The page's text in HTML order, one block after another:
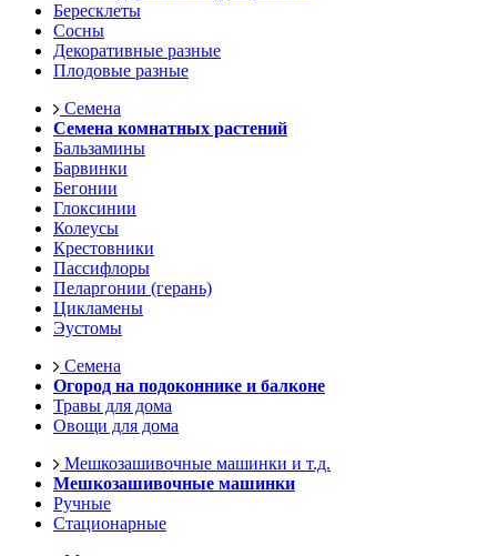
Бересклеты
Сосны
Декоративные разные
Плодовые разные
Семена
Семена комнатных растений
Бальзамины
Барвинки
Бегонии
Глоксинии
Колеусы
Крестовники
Пассифлоры
Пеларгонии (герань)
Цикламены
Эустомы
Семена
Огород на подоконнике и балконе
Травы для дома
Овощи для дома
Мешкозашивочные машинки и т.д.
Мешкозашивочные машинки
Ручные
Стационарные